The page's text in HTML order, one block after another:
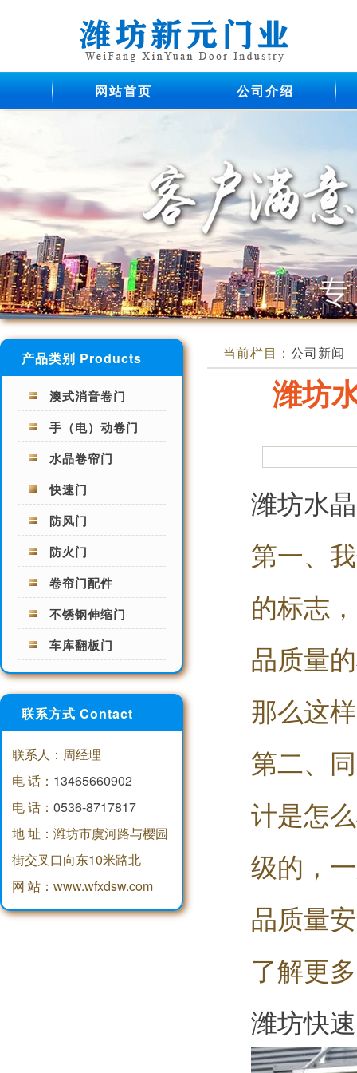
网站首页 公司介绍
产品类别 Products
澳式消音卷门
手（电）动卷门
水晶卷帘门
快速门
防风门
防火门
卷帘门配件
不锈钢伸缩门
车库翻板门
联系方式 Contact
联系人：周经理
电 话： 13465660902
电 话： 0536-8717817
地 址：潍坊市虞河路与樱园
街交叉口向东10米路北
网 站：www.wfxdsw.com
当前栏目： 公司新闻
潍坊
潍坊水
第一、
的标志
品质量
那么这
第二、
计是怎
级的，
品质量
了解更
潍坊快